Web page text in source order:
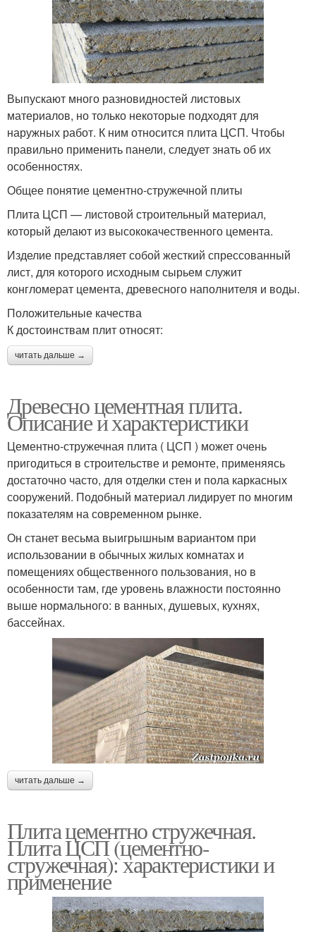
Выпускают много разновидностей листовых
материалов, но только некоторые подходят для
наружных работ. К ним относится плита ЦСП. Чтобы
правильно применить панели, следует знать об их
особенностях.
Общее понятие цементно-стружечной плиты
Плита ЦСП — листовой строительный материал,
который делают из высококачественного цемента.
Изделие представляет собой жесткий спрессованный
лист, для которого исходным сырьем служит
конгломерат цемента, древесного наполнителя и воды.
Положительные качества
К достоинствам плит относят:
читать дальше →
Древесно цементная плита.
Описание и характеристики
Цементно-стружечная плита ( ЦСП ) может очень
пригодиться в строительстве и ремонте, применяясь
достаточно часто, для отделки стен и пола каркасных
сооружений. Подобный материал лидирует по многим
показателям на современном рынке.
Он станет весьма выигрышным вариантом при
использовании в обычных жилых комнатах и
помещениях общественного пользования, но в
особенности там, где уровень влажности постоянно
выше нормального: в ванных, душевых, кухнях,
бассейнах.
читать дальше →
Плита цементно стружечная.
Плита ЦСП (цементно-
стружечная): характеристики и
применение